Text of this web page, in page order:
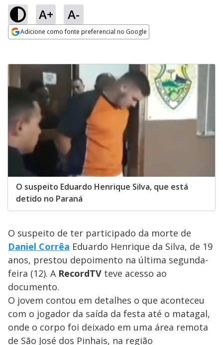
A+ A-
Adicione como fonte preferencial no Google
O suspeito Eduardo Henrique Silva, que está
detido no Paraná
O suspeito de ter participado da morte de
Daniel Corrêa Eduardo Henrique da Silva, de 19
anos, prestou depoimento na última segunda-
feira (12). A RecordTV teve acesso ao
documento.
O jovem contou em detalhes o que aconteceu
com o jogador da saída da festa até o matagal,
onde o corpo foi deixado em uma área remota
de São José dos Pinhais, na região